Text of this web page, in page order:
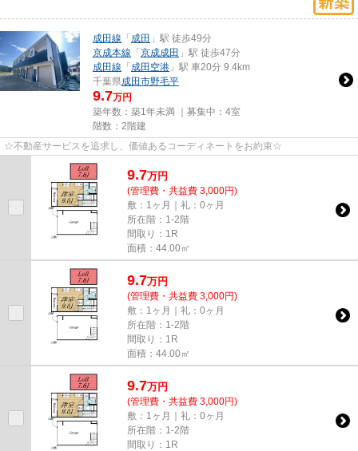
成田線 「成田 」駅 徒歩49分
京成本線 「京成成田 」駅 徒歩47分
成田線 「成田空港 」駅 車20分 9.4km
千葉県成田市野毛平
9.7万円
築年数：築1年未満 ｜募集中： 4室
階数：2階建
☆不動産サービスを追求し、価値あるコーディネートをお約束☆
9.7万円
(管理費・共益費 3,000円)
敷：1ヶ月｜礼：0ヶ月
所在階：1-2階
間取り：1R
面積：44.00㎡
9.7万円
(管理費・共益費 3,000円)
敷：1ヶ月｜礼：0ヶ月
所在階：1-2階
間取り：1R
面積：44.00㎡
9.7万円
(管理費・共益費 3,000円)
敷：1ヶ月｜礼：0ヶ月
所在階：1-2階
間取り：1R